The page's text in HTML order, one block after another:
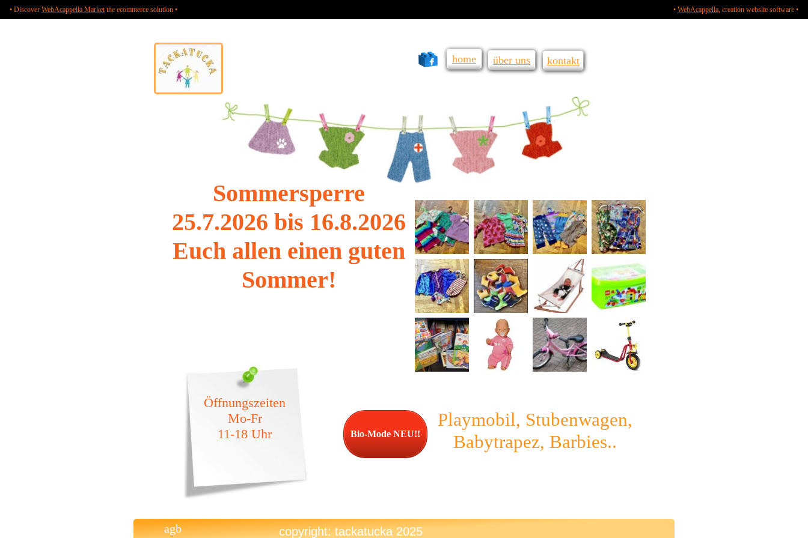
• Discover WebAcappella Marketthe ecommerce solution • • WebAcappella, creation website software •
Sommersperre
25.7.2026 bis 16.8.2026
Euch allen einen guten
Sommer!
Bio-Mode NEU!!
Öffnungszeiten
Mo-Fr
11-18 Uhr
Playmobil, Stubenwagen,
Babytrapez, Barbies..
copyright: tackatucka 2025
agb
über uns kontakt
home